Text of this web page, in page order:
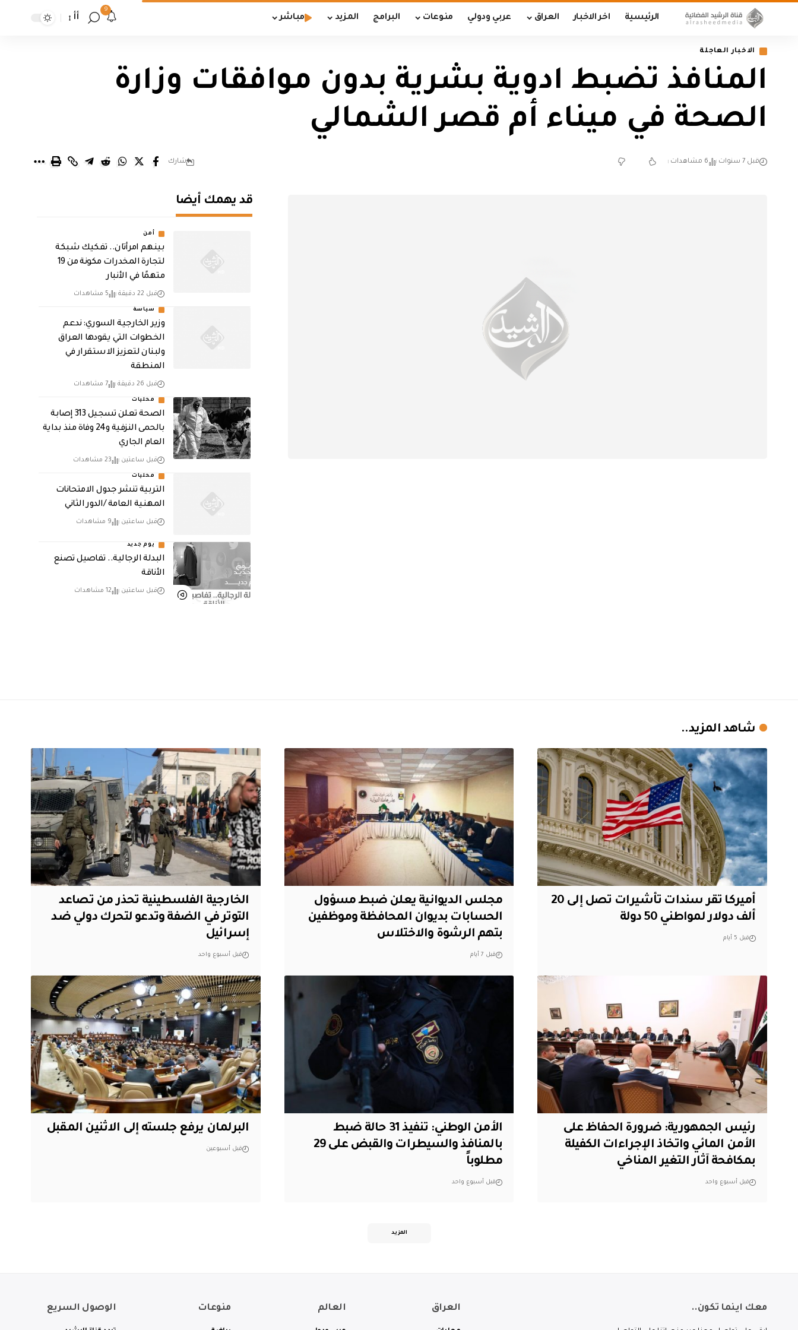
الرئيسية اخر الاخبار العراق عربي ودولي منوعات البرامج المزيد مباشر
9
أأ
الاخبار العاجلة
المنافذ تضبط ادوية بشرية بدون موافقات وزارة
الصحة في ميناء أم قصر الشمالي
قبل 7 سنوات 6 مشاهدات شارك
قد يهمك أيضا
أمن
بينهم امرأتان.. تفكيك شبكة
لتجارة المخدرات مكونة من 19
متهمًا في الأنبار
قبل 22 دقيقة 5 مشاهدات
سياسة
وزير الخارجية السوري: ندعم
الخطوات التي يقودها العراق
ولبنان لتعزيز الاستقرار في
المنطقة
قبل 26 دقيقة 7 مشاهدات
محليات
الصحة تعلن تسجيل 313 إصابة
بالحمى النزفية و24 وفاة منذ بداية
العام الجاري
قبل ساعتين 23 مشاهدات
محليات
التربية تنشر جدول الامتحانات
المهنية العامة /الدور الثاني
قبل ساعتين 9 مشاهدات
يوم جديد
البدلة الرجالية.. تفاصيل تصنع
الأناقة
قبل ساعتين 12 مشاهدات
شاهد المزيد..
أميركا تقر سندات تأشيرات تصل إلى 20
ألف دولار لمواطني 50 دولة
قبل 5 أيام
مجلس الديوانية يعلن ضبط مسؤول
الحسابات بديوان المحافظة وموظفين
بتهم الرشوة والاختلاس
قبل 7 أيام
الخارجية الفلسطينية تحذر من تصاعد
التوتر في الضفة وتدعو لتحرك دولي ضد
إسرائيل
قبل أسبوع واحد
رئيس الجمهورية: ضرورة الحفاظ على
الأمن المائي واتخاذ الإجراءات الكفيلة
بمكافحة آثار التغير المناخي
قبل أسبوع واحد
الأمن الوطني: تنفيذ 31 حالة ضبط
بالمنافذ والسيطرات والقبض على 29
مطلوباً
قبل أسبوع واحد
البرلمان يرفع جلسته إلى الاثنين المقبل
قبل أسبوعين
المزيد
معك اينما تكون.. العراق العالم منوعات الوصول السريع